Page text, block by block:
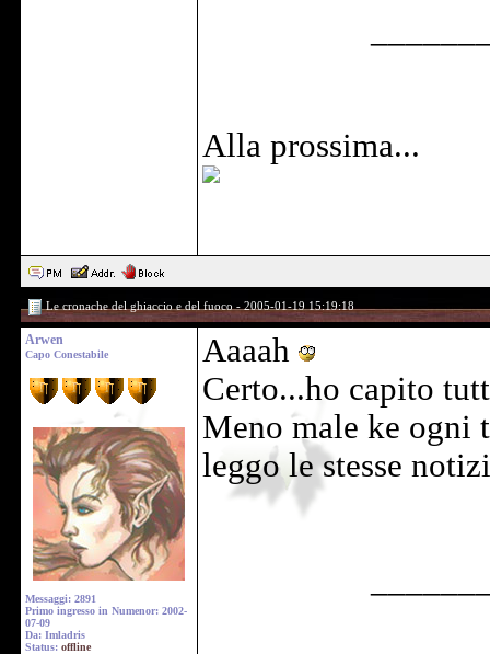
Alla prossima...
Le cronache del ghiaccio e del fuoco - 2005-01-19 15:19:18
Arwen
Capo Conestabile
Messaggi: 2891
Primo ingresso in Numenor: 2002-
07-09
Da: Imladris
Status: offline
Aaaah
Certo...ho capito
Meno male ke ogni
leggo le stesse